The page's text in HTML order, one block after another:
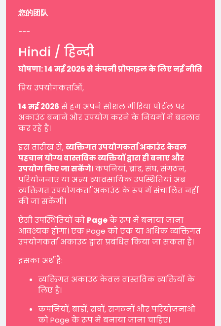
您的团队
---
Hindi / हिन्दी
घोषणा: 14 मई 2026 से कंपनी प्रोफाइल के लिए नई नीति
प्रिय उपयोगकर्ताओं,
14 मई 2026 से हम अपने सोशल मीडिया पोर्टल पर
अकाउंट बनाने और उपयोग करने के नियमों में बदलाव
कर रहे हैं।
इस तारीख से,व्यक्तिगत उपयोगकर्ता अकाउंट केवल
पहचान योग्य वास्तविक व्यक्तियों द्वारा ही बनाए और
उपयोग किए जा सकेंगे। कंपनियां, ब्रांड, संघ, संगठन,
परियोजनाएं या अन्य व्यावसायिक उपस्थितियां अब
व्यक्तिगत उपयोगकर्ता अकाउंट के रूप में संचालित नहीं
की जा सकेंगी।
ऐसी उपस्थितियों को Pageके रूप में बनाया जाना
आवश्यक होगा। एक Page को एक या अधिक व्यक्तिगत
उपयोगकर्ता अकाउंट द्वारा प्रबंधित किया जा सकता है।
इसका अर्थ है:
व्यक्तिगत अकाउंट केवल वास्तविक व्यक्तियों के
लिए हैं।
कंपनियों, ब्रांडों, संघों, संगठनों और परियोजनाओं
को Page के रूप में बनाया जाना चाहिए।